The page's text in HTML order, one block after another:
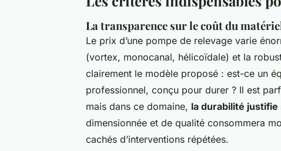
La transparence sur le coût du
Le prix d’une pompe de relevage varie
(vortex, monocanal, hélicoïdale) et la
clairement le modèle proposé : est-ce un
professionnel, conçu pour durer ? Il est
mais dans ce domaine, la durabilité
dimensionnée et de qualité consommera
cachés d’interventions répétées.